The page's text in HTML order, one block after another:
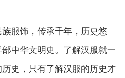
服饰，传承千年，历史悠
中华文明史。了解汉服就一
史，只有了解汉服的历史才